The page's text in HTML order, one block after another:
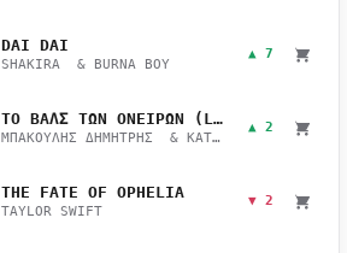
DAI DAI
SHAKIRA & BURNA BOY
▲ 7
ΤΟ ΒΑΛΣ ΤΩΝ ΟΝΕΙΡΩΝ (LIVE)
ΜΠΑΚΟΥΛΗΣ ΔΗΜΗΤΡΗΣ & ΚΑΤΣΙΜΙΧΑ ΜΑΡΙΑΝΑ
▲ 2
THE FATE OF OPHELIA
TAYLOR SWIFT
▼ 2